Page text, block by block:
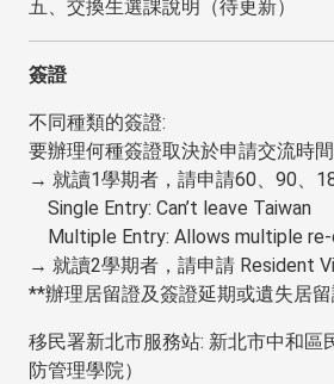
五、交換生選課說明（待更新）
簽證
不同種類的簽證:
要辦理何種簽證取決於申請交流時間
→ 就讀1學期者，請申請60、90、
Single Entry: Can’t leave Taiwan
Multiple Entry: Allows multiple
→ 就讀2學期者，請申請 Resident
**辦理居留證及簽證延期或遺失居
移民署新北市服務站: 新北市中和區
防管理學院）